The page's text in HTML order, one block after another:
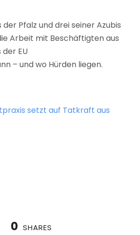
der Pfalz und drei seiner Azubis
Arbeit mit Beschäftigten aus
EU
– und wo Hürden liegen.
setzt auf Tatkraft aus
0 SHARES